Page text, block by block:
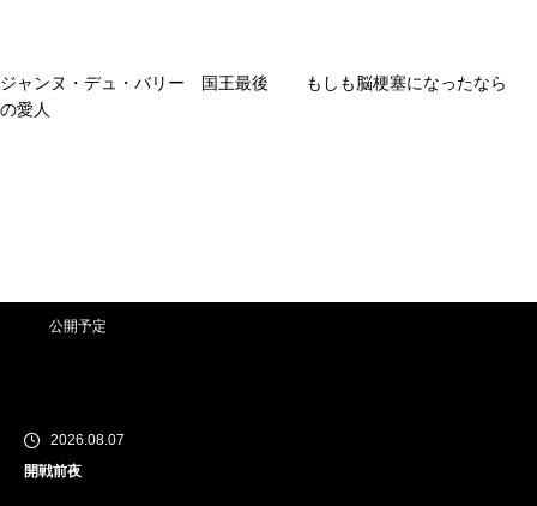
ジャンヌ・デュ・バリー 国王最後
の愛人
もしも脳梗塞になったなら
公開予定
2026.08.07
開戦前夜